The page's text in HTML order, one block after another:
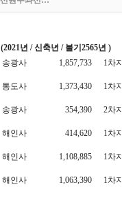
(2021년 /신축년 / 불기 2565년 )
송광사 1,857,733 1차
통도사 1,373,430 1차
송광사 354,390 2차
해인사 414,620 1차
해인사 1,108,885 1차
해인사 1,063,390 1차